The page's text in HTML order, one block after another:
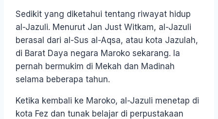
Sedikit yang diketahui tentang riwayat hidup
al-Jazuli. Menurut Jan Just Witkam, al-Jazuli
berasal dari al-Sus al-Aqsa, atau kota Jazulah,
di Barat Daya negara Maroko sekarang. Ia
pernah bermukim di Mekah dan Madinah
selama beberapa tahun.
Ketika kembali ke Maroko, al-Jazuli menetap di
kota Fez dan tunak belajar di perpustakaan